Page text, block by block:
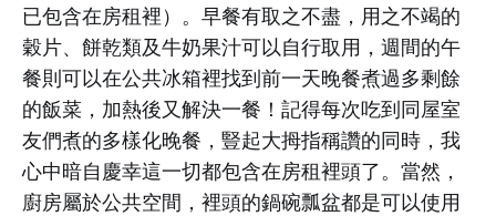
已包含在房租裡）。早餐有取之不盡，用之不竭的
穀片、餅乾類及牛奶果汁可以自行取用，週間的午
餐則可以在公共冰箱裡找到前一天晚餐煮過多剩餘
的飯菜，加熱後又解決一餐！記得每次吃到同屋室
友們煮的多樣化晚餐，豎起大拇指稱讚的同時，我
心中暗自慶幸這一切都包含在房租裡頭了。當然，
廚房屬於公共空間，裡頭的鍋碗瓢盆都是可以使用